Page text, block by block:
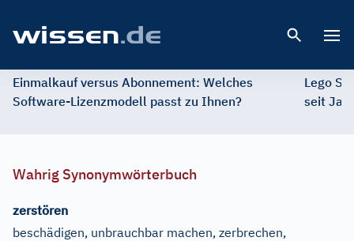
Einmalkauf versus Abonnement: Welches
Software-Lizenzmodell passt zu Ihnen?
Lego
seit
Wahrig Synonymwörterbuch
zerstören
beschädigen, unbrauchbar machen, zerbrechen,